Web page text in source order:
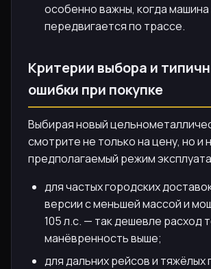
особенно важны, когда машина
передвигается по трассе.
Критерии выбора и
ошибки при покупке
Выбирая новый
смотрите не только на цену, но и
предполагаемый режим
для частых городских
версии с меньшей массой и
105 л.с. — так дешевле расход
манёвренность выше;
для дальних рейсов и тяжёлых